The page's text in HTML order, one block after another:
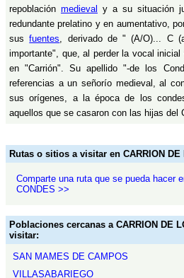
repoblación medieval y a su situación
redundante prelatino y en aumentativo,
susfuentes, derivado de " (A/O)... C
importante", que, al perder la vocal
en "Carrión". Su apellido "-de los
referencias a un señorío medieval, al
sus orígenes, a la época de los
aquellos que se casaron con las hijas del
Rutas o sitios a visitar en CARRION DE
Comparte una ruta que se pueda hacer
CONDES >>
Poblaciones cercanas a CARRION DE
visitar:
SAN MAMES DE CAMPOS
VILLASABARIEGO